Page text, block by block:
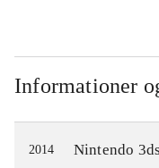
Informationer
2014 Nintendo 3ds